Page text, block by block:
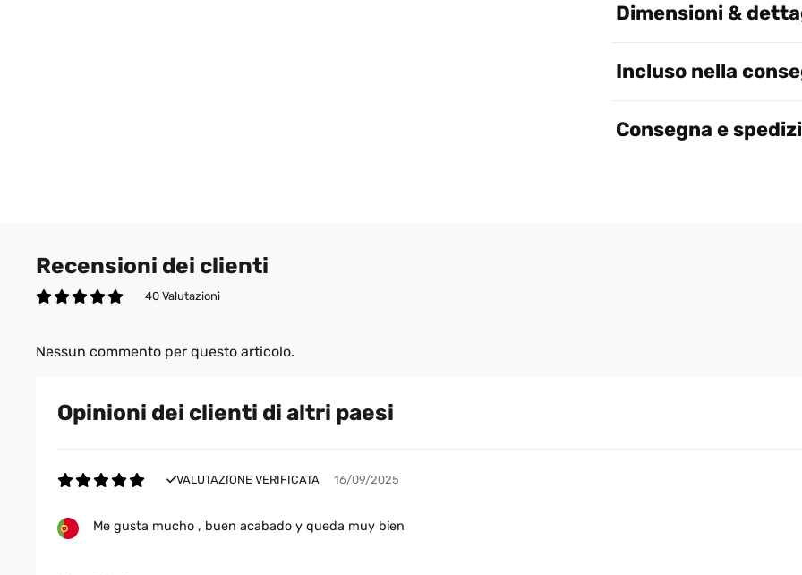
Dimensioni &
Incluso nella
Consegna e
Recensioni dei clienti
40 Valutazioni
Nessun commento per questo articolo.
Opinioni dei clienti di altri paesi
VALUTAZIONE VERIFICATA 16/09/2025
Me gusta mucho , buen acabado y queda muy bien